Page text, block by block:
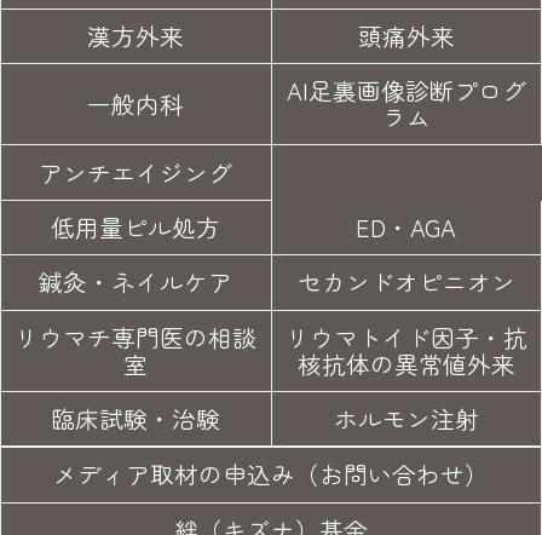
漢方外来
頭痛外来
一般内科
AI足裏画像診断プログ
ラム
アンチエイジング
低用量ピル処方
ED・AGA
鍼灸・ ネイルケア セカンドオピニオン
リウマチ専門医の相談
室
リウマトイド因子・ 抗
核抗体の異常値外来
臨床試験 ・治験
ホルモン注射
メディア取材の申込み（お問い合わせ）